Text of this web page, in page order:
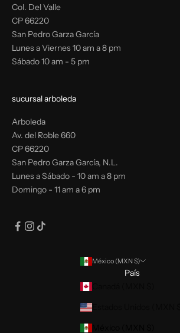
Col. Del Valle
CP 66220
San Pedro Garza García
Lunes a Viernes 10 am a 8 pm
Sábado 10 am - 5 pm
sucursal arboleda
Arboleda
Av. del Roble 660
CP 66220
San Pedro Garza García, N.L.
Lunes a Sábado - 10 am a 8 pm
Domingo - 11 am a 6 pm
México (MXN $)
País
Estados Unidos (MXN $)